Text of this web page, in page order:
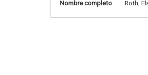
Nombre completo Roth,